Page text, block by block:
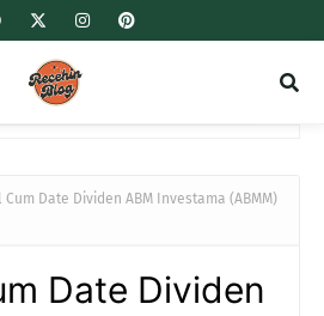
Cum Date Dividen ABM Investama (ABMM)
Date Dividen